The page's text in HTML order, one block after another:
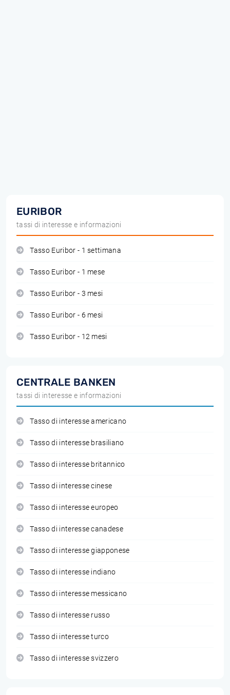
EURIBOR
tassi di interesse e informazioni
Tasso Euribor - 1 settimana
Tasso Euribor - 1 mese
Tasso Euribor - 3 mesi
Tasso Euribor - 6 mesi
Tasso Euribor - 12 mesi
CENTRALE BANKEN
tassi di interesse e informazioni
Tasso di interesse americano
Tasso di interesse brasiliano
Tasso di interesse britannico
Tasso di interesse cinese
Tasso di interesse europeo
Tasso di interesse canadese
Tasso di interesse giapponese
Tasso di interesse indiano
Tasso di interesse messicano
Tasso di interesse russo
Tasso di interesse turco
Tasso di interesse svizzero